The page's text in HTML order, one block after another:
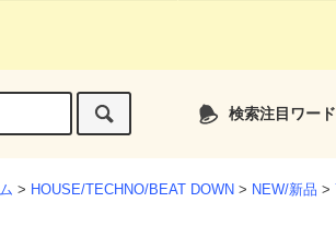
検索注目ワード
> HOUSE/TECHNO/BEAT DOWN > NEW/新品 >